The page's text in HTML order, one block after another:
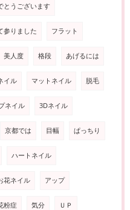
とうございます
参りました フラット
美人度 格段 あげるには
イル マットネイル 脱毛
ネイル 3Dネイル
京都では 目幅 ぱっちり
ハートネイル
花ネイル アップ
粉症 気分 ＵＰ